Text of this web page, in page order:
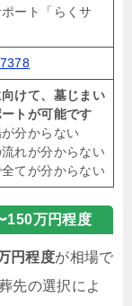
ート「らくサ
けて、墓じまい
トが可能です
が分からない
流れが分からない
全てが分からない
150万円程度
円程度が相場で
先の選択によ